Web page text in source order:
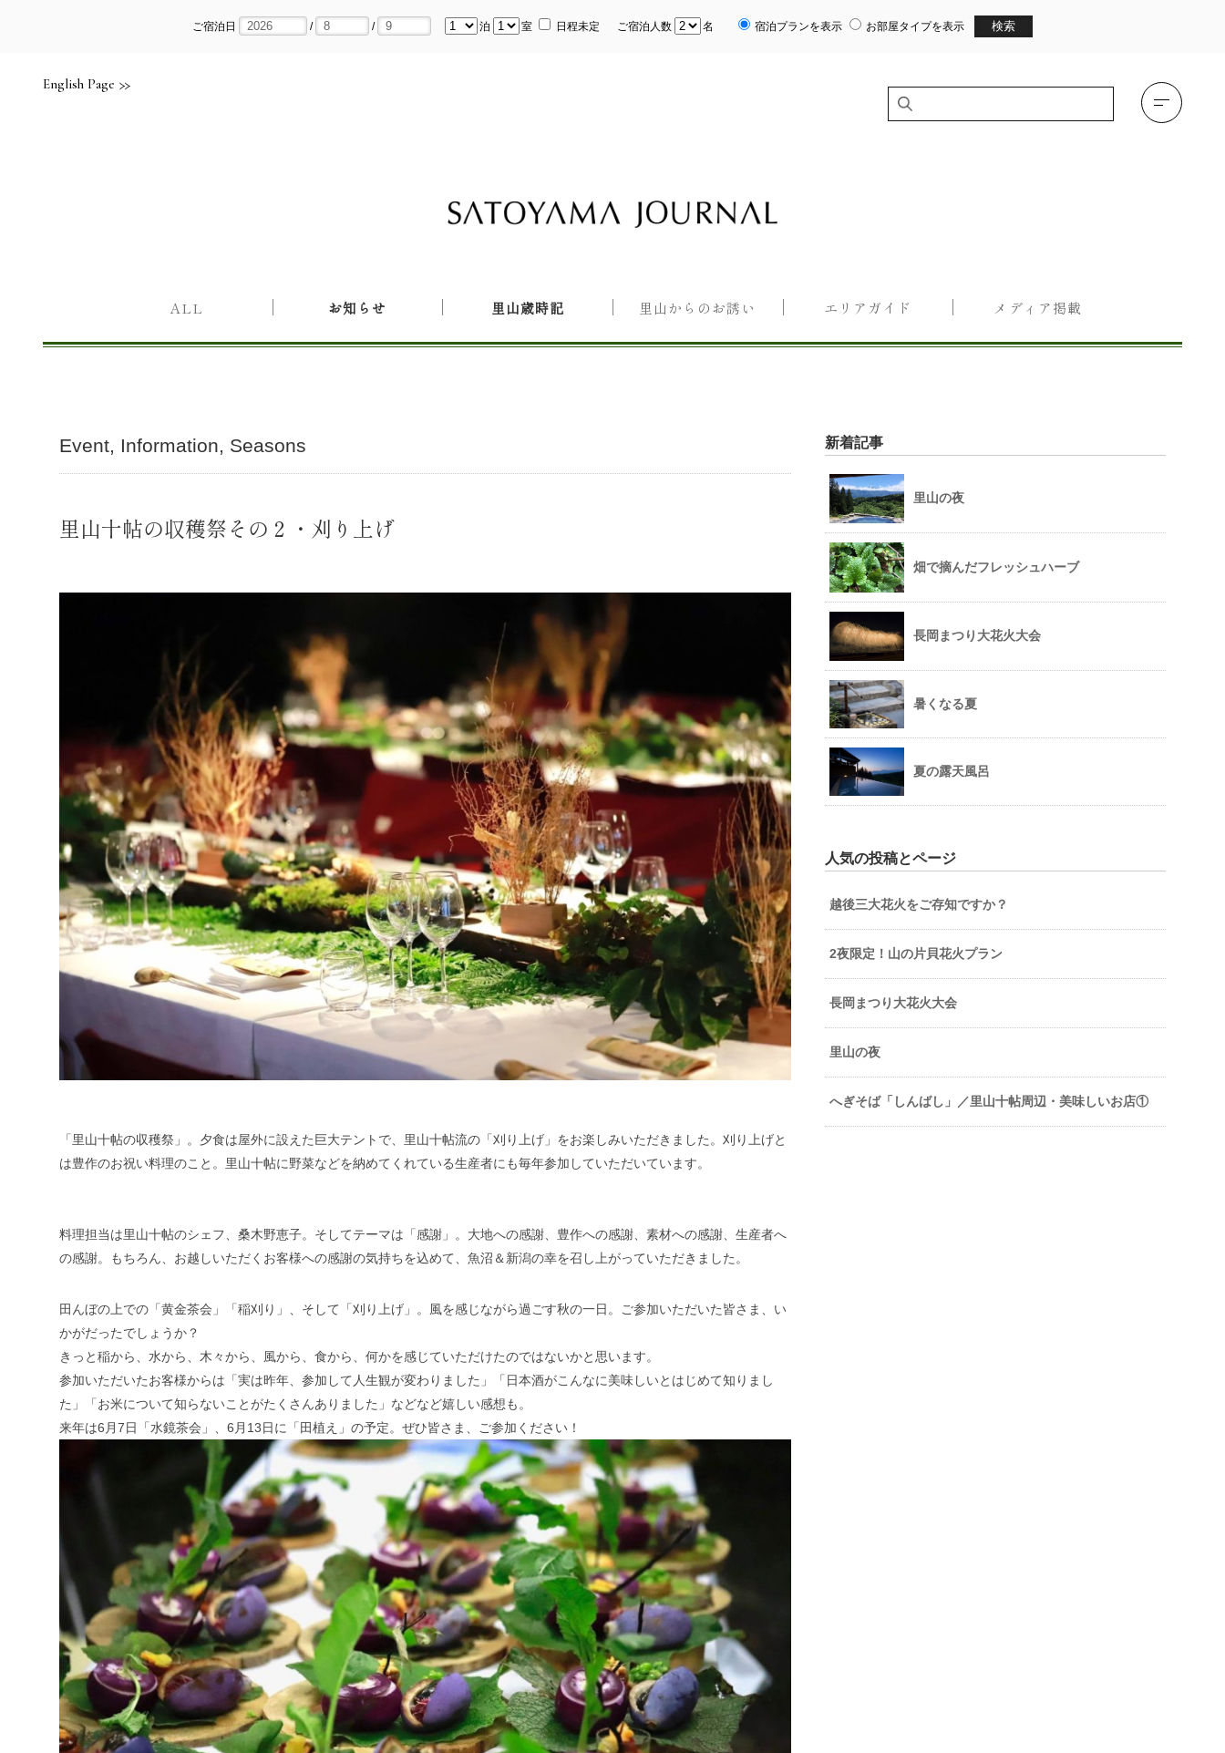
English Page
ご宿泊日 / / 泊 室 日程未定 ご宿泊人数 名 宿泊プランを表示 お部屋タイプを表示
ALL お知らせ 里山歳時記 里山からのお誘い エリアガイド メディア掲載
Event Information Seasons
里山十帖の収穫祭その２・刈り上げ
「里山十帖の収穫祭」。夕食は屋外に設えた巨大テントで、里山十帖流の「刈り上げ」をお楽しみいただきました。刈り上げと
は豊作のお祝い料理のこと。里山十帖に野菜などを納めてくれている生産者にも毎年参加していただいています。
料理担当は里山十帖のシェフ、桑木野恵子。そしてテーマは「感謝」。大地への感謝、豊作への感謝、素材への感謝、生産者へ
の感謝。もちろん、お越しいただくお客様への感謝の気持ちを込めて、魚沼＆新潟の幸を召し上がっていただきました。
田んぼの上での「黄金茶会」「稲刈り」、そして「刈り上げ」。風を感じながら過ごす秋の一日。ご参加いただいた皆さま、い
かがだったでしょうか？
きっと稲から、水から、木々から、風から、食から、何かを感じていただけたのではないかと思います。
参加いただいたお客様からは「実は昨年、参加して人生観が変わりました」「日本酒がこんなに美味しいとはじめて知りまし
た」「お米について知らないことがたくさんありました」などなど嬉しい感想も。
来年は6月7日「水鏡茶会」、6月13日に「田植え」の予定。ぜひ皆さま、ご参加ください！
新着記事
里山の夜
畑で摘んだフレッシュハーブ
長岡まつり大花火大会
暑くなる夏
夏の露天風呂
人気の投稿とページ
越後三大花火をご存知ですか？
2夜限定！山の片貝花火プラン
長岡まつり大花火大会
里山の夜
へぎそば「しんばし」／里山十帖周辺・美味しいお店①